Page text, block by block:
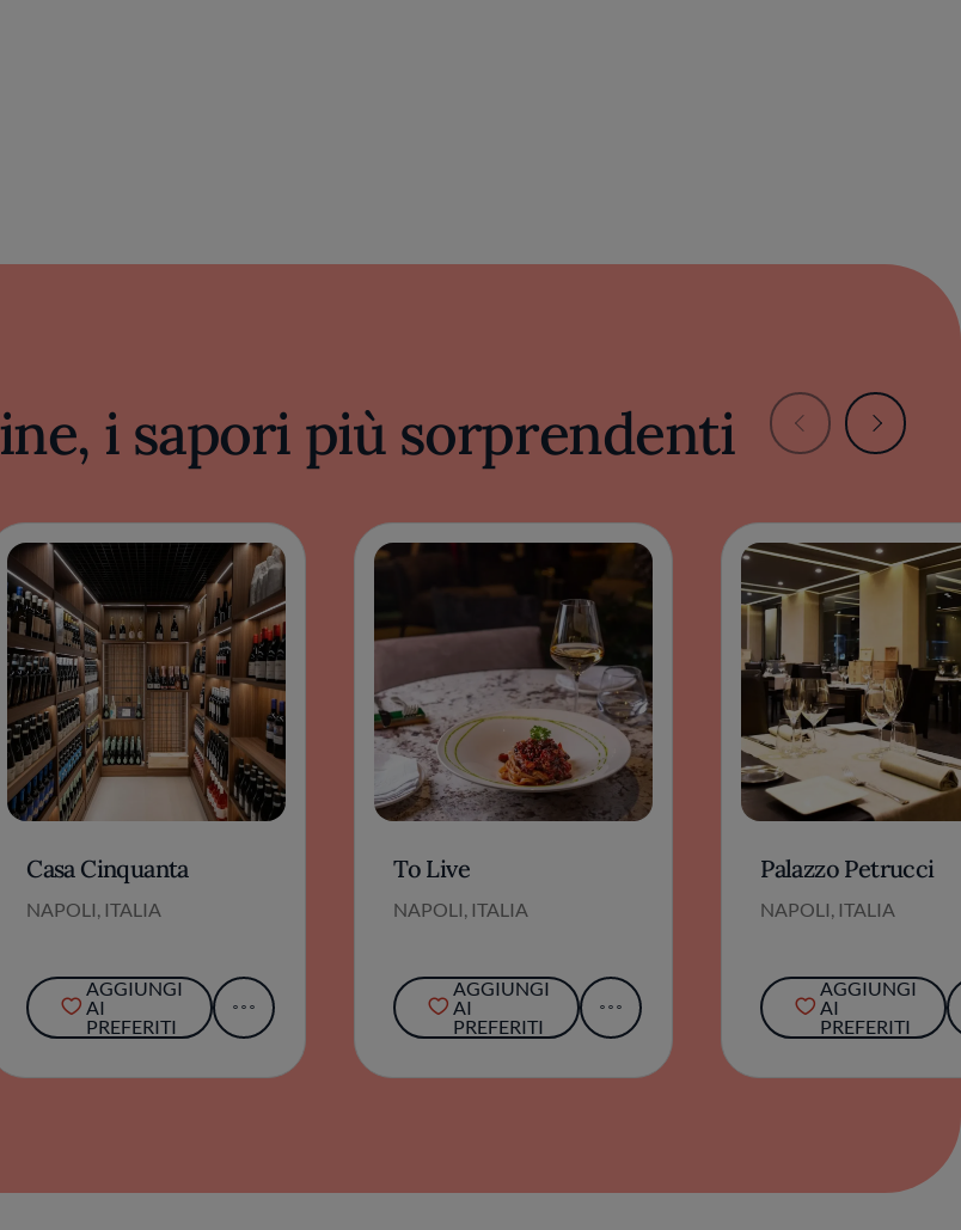
i sapori più sorprendenti
Casa Cinquanta
NAPOLI, ITALIA
AGGIUNGI
AI
PREFERITI
To Live
NAPOLI, ITALIA
AGGIUNGI
AI
PREFERITI
Palazzo Petrucci
NAPOLI, ITALIA
AGGIUNGI
AI
PREFERITI